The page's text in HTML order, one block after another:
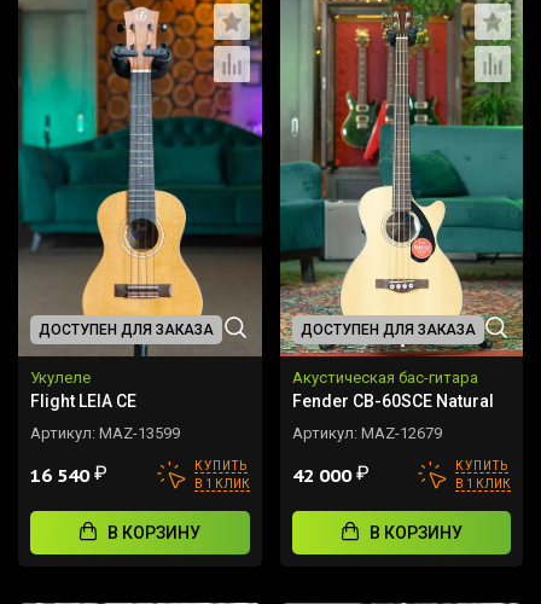
ДОСТУПЕН ДЛЯ ЗАКАЗА
Укулеле
Flight LEIA CE
Артикул: MAZ-13599
16 540₽
КУПИТЬ
В 1 КЛИК
В КОРЗИНУ
ДОСТУПЕН ДЛЯ ЗАКАЗА
Акустическая бас-гитара
Fender CB-60SCE Natural
Артикул: MAZ-12679
42 000₽
КУПИТЬ
В 1 КЛИК
В КОРЗИНУ